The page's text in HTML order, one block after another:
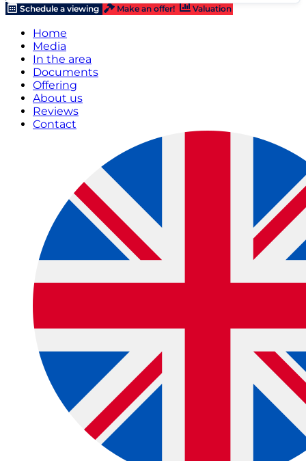
Schedule a viewing
Make an offer! Valuation
Home
Media
In the area
Documents
Offering
About us
Reviews
Contact